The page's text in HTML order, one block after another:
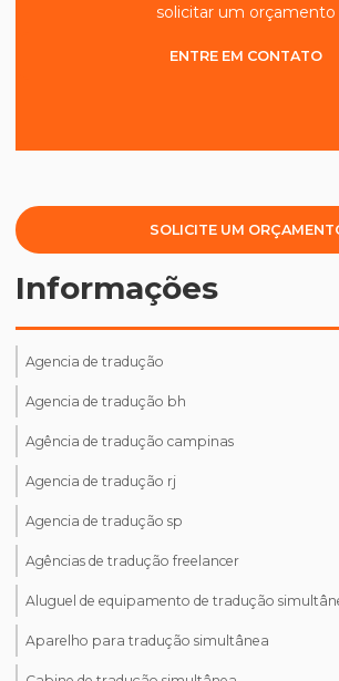
solicitar um orçamento
ENTRE EM CONTATO
SOLICITE UM
Informações
Agencia de tradução
Agencia de tradução bh
Agência de tradução campinas
Agencia de tradução rj
Agencia de tradução sp
Agências de tradução freelancer
Aluguel de equipamento de tradução
Aparelho para tradução simultânea